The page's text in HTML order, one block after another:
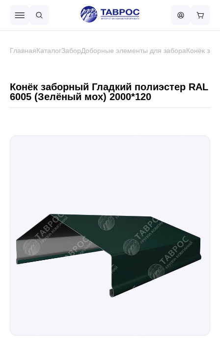
Металлочерепица
Забор
ГлавнаяКаталогЗаборДоборные элементы для забораКонёк
Конёк заборный Гладкий полиэстер RAL
6005 (Зелёный мох) 2000*120